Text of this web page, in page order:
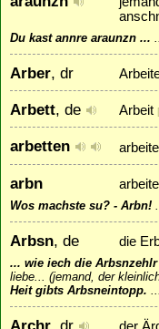
Du kast annre araunzn ...
Arber, dr
Arbett, de Arbeit [
arbetten
arbn
Wos machste su? - Arbn!
Arbsn, de die
... wie iech die
liebe... (jemand, der
Heit gibts Arbsneintopp. ...